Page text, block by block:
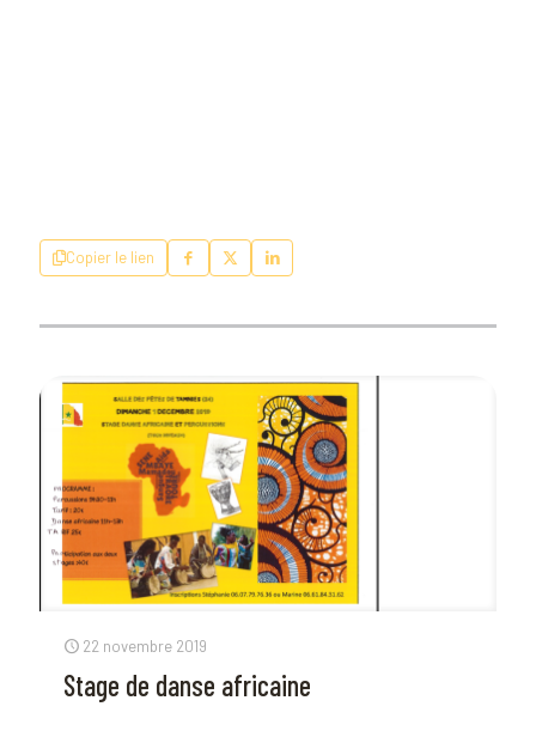
Copier le lien
22 novembre 2019
Stage de danse africaine